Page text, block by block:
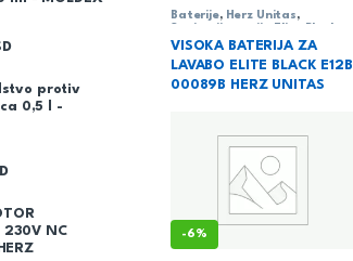
Baterije, Herz Unitas,
VISOKA BATERIJA ZA
LAVABO ELITE BLACK E12B
00089B HERZ UNITAS
-6%
protiv
0,5 l -
230V NC